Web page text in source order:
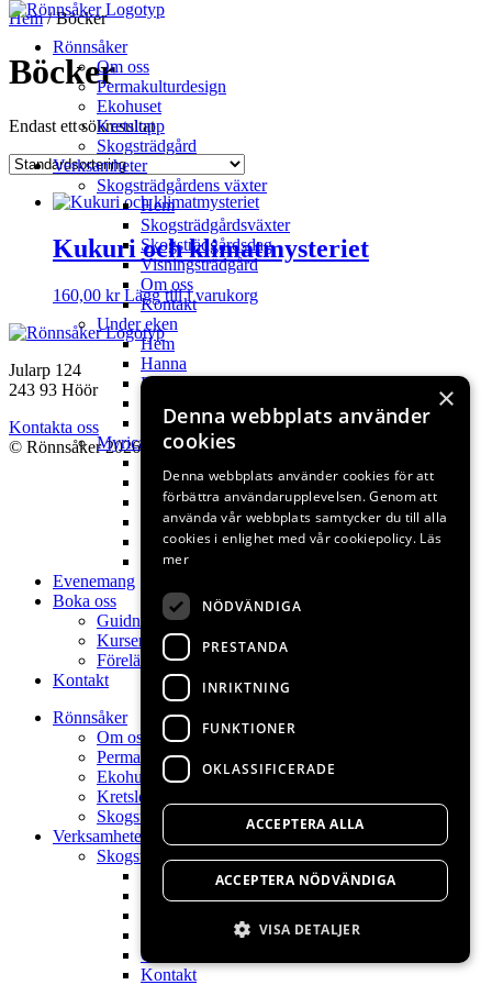
Hoppa
innehåll
Rönnsåker
Om oss
Permakulturdesign
Ekohuset
Kretslopp
Skogsträdgård
Verksamheter
Skogsträdgårdens växter
Hem
Skogsträdgårdsväxter
Skogsträdgårdsdag
Visningsträdgård
Om oss
Kontakt
Under eken
Hem
Hanna
Filmer
Kontakt
Myricas
My
Poesi
Naturkontakt
Permakultur
Kontakt
Evenemang
Boka oss
Guidningar
Kurser
Föreläsningar
Kontakt
Rönnsåker
Om oss
Permakulturdesign
Ekohuset
Kretslopp
Skogsträdgård
Verksamheter
Skogsträdgårdens växter
Skogsträdgårdsväxter
Visningsträdgård
Om oss
Kontakt
Hem/ Böcker
Böcker
Endast ett sökresultat
Kukuri och klimatmysteriet
160,00 kr Lägg till i varukorg
Jularp 124
243 93 Höör
Kontakta oss
© Rönnsåker 2026
×
Denna webbplats använder
cookies
Denna webbplats använder cookies för att
förbättra användarupplevelsen. Genom att
använda vår webbplats samtycker du till alla
cookies i enlighet med vår cookiepolicy. Läs
mer
NÖDVÄNDIGA
PRESTANDA
INRIKTNING
FUNKTIONER
OKLASSIFICERADE
ACCEPTERA ALLA
ACCEPTERA NÖDVÄNDIGA
VISA DETALJER